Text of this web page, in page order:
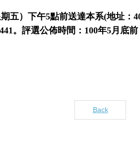
期五）下午5點前送達本系(地址：
。 評選公佈時間： 100年5月底
Back